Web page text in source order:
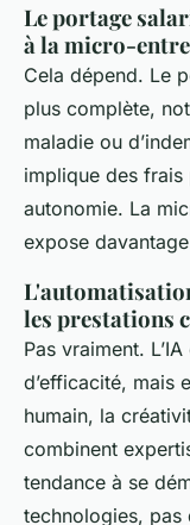
Le portage
à la micro-
Cela dépend. Le
plus complète,
maladie ou
implique des frais
autonomie. La
expose
les prestations
Pas vraiment.
d’efficacité, mais
humain, la
combinent
tendance à se
technologies, pas